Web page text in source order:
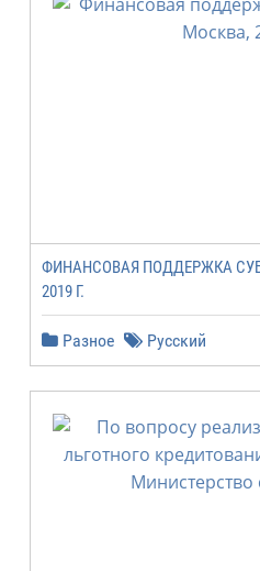
ФИНАНСОВАЯ ПОДДЕРЖКА
2019 Г.
Разное Русский